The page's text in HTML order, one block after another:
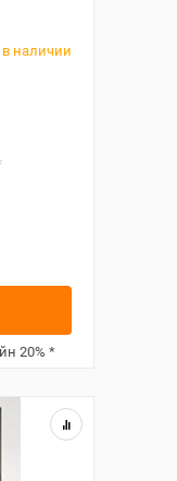
в наличии
20% *